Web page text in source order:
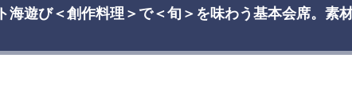
遊び＜創作料理＞で＜旬＞を味わう基本会席。素